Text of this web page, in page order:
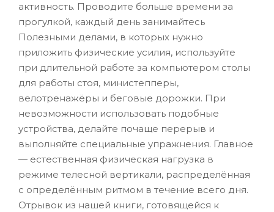
активность. Проводите больше времени за
прогулкой, каждый день занимайтесь
Полезными делами, в которых нужно
приложить физические усилия, используйте
при длительной работе за компьютером столы
для работы стоя, министепперы,
велотренажёры и беговые дорожки. При
невозможности использовать подобные
устройства, делайте почаще перерыв и
выполняйте специальные упражнения. Главное
— естественная физическая нагрузка в
режиме телесной вертикали, распределённая
с определённым ритмом в течение всего дня.
Отрывок из нашей книги, готовящейся к